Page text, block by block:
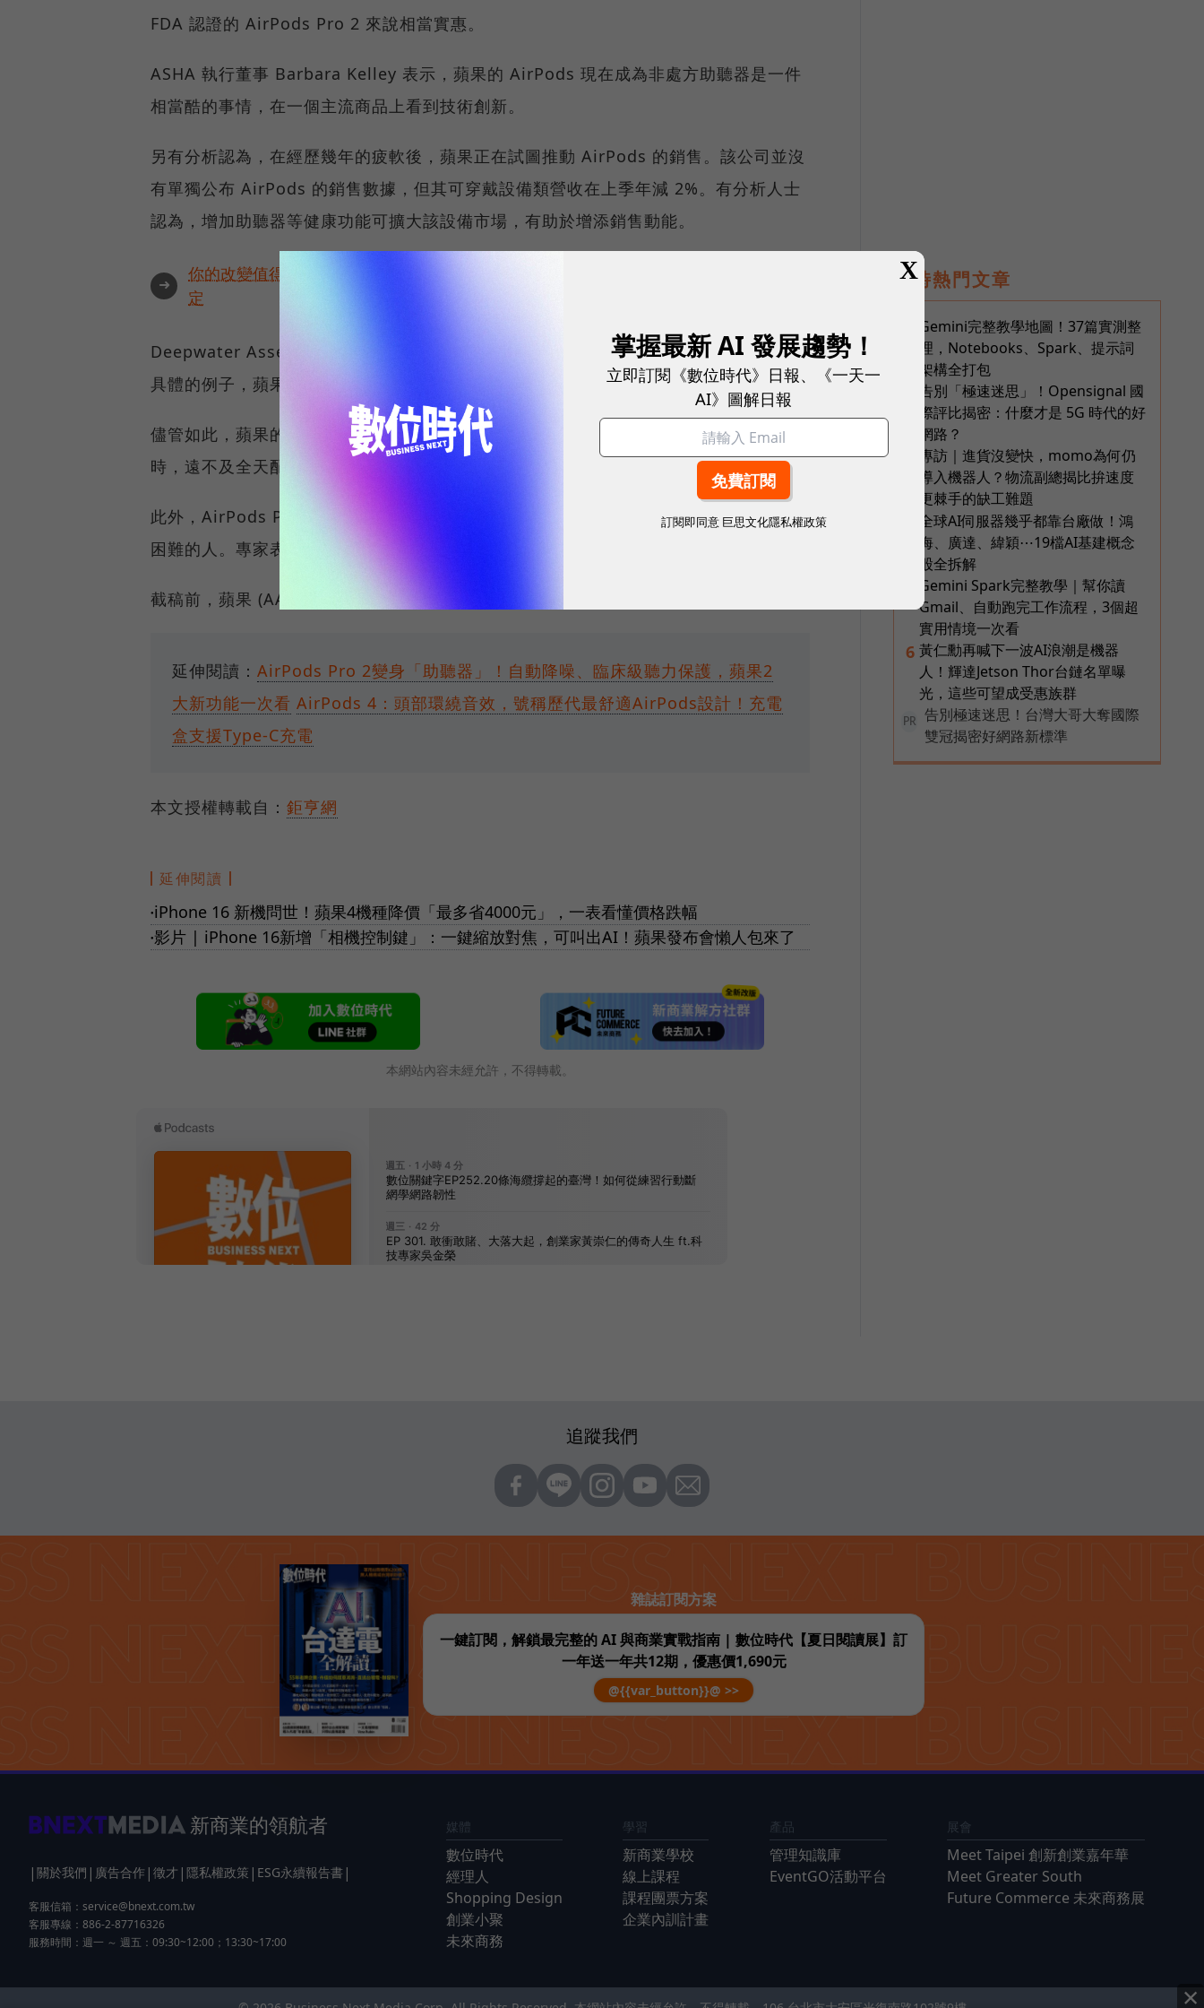
FDA 認證的 AirPods Pro 2 來說相當實惠。
ASHA 執行董事 Barbara Kelley 表示，蘋果的 AirPods 現在成為非處方助聽器是一件
相當酷的事情，在一個主流商品上看到技術創新。
另有分析認為，在經歷幾年的疲軟後，蘋果正在試圖推動 AirPods 的銷售。該公司並沒
有單獨公布 AirPods 的銷售數據，但其可穿戴設備類營收在上季年減 2%。有分析人士
認為，增加助聽器等健康功能可擴大該設備市場，有助於增添銷售動能。
➜
你的改變值得被看見🔥最具全球市場潛能的創新實踐！立即報名100 MVP，挑戰雙獎肯
定
Deepwater Asset Management 創始人 Gene Munster 表示，助聽器就是一個非常
具體的例子，蘋果打開了一個不同的市場。他預估 AirPods 約占蘋果總營收的 5%。
儘管如此，蘋果的 AirPods 仍不會立即淘汰其他助聽器，因為耳機的電池只夠使用 6 小
時，遠不及全天配戴者的需求。
此外，AirPods Pro 2 僅適用於輕度或中度聽力損失的人，也在是在嘈雜環境中說話有
困難的人。專家表示，任何有「嚴重」或「重度」聽力損失的人仍須去找醫生治療。
截稿前，蘋果 (AAPL-US) 周四盤中股價上漲 0.13%，每股暫報 222.96 美元。
延伸閱讀： AirPods Pro 2變身「助聽器」！自動降噪、臨床級聽力保護，蘋果2
大新功能一次看 AirPods 4：頭部環繞音效，號稱歷代最舒適AirPods設計！充電
盒支援Type-C充電
本文授權轉載自： 鉅亨網
延伸閱讀
● iPhone 16 新機問世！蘋果4機種降價「最多省4000元」，一表看懂價格跌幅
● 影片 | iPhone 16新增「相機控制鍵」：一鍵縮放對焦，可叫出AI！蘋果發布會懶人包來了
本網站內容未經允許，不得轉載。
即時熱門文章
Gemini完整教學地圖！37篇實測整
理，Notebooks、Spark、提示詞
架構全打包
告別「極速迷思」！Opensignal 國
際評比揭密：什麼才是 5G 時代的好
網路？
專訪｜進貨沒變快，momo為何仍
導入機器人？物流副總揭比拚速度
更棘手的缺工難題
全球AI伺服器幾乎都靠台廠做！鴻
海、廣達、緯穎⋯19檔AI基建概念
股全拆解
Gemini Spark完整教學｜幫你讀
Gmail、自動跑完工作流程，3個超
實用情境一次看
6 黃仁勳再喊下一波AI浪潮是機器
人！輝達Jetson Thor台鏈名單曝
光，這些可望成受惠族群
PR
告別極速迷思！台灣大哥大奪國際
雙冠揭密好網路新標準
追蹤我們
雜誌訂閱方案
一鍵訂閱，解鎖最完整的 AI 與商業實戰指南 | 數位時代【夏日閱讀展】訂
一年送一年共12期，優惠價1,690元
@{{var_button}}@ >>
新商業的領航者
| 關於我們 | 廣告合作 | 徵才 | 隱私權政策 | ESG永續報告書 |
客服信箱： service@bnext.com.tw
客服專線：886-2-87716326
服務時間：週一 ～ 週五：09:30~12:00；13:30~17:00
媒體
數位時代
經理人
Shopping Design
創業小聚
未來商務
學習
新商業學校
線上課程
課程團票方案
企業內訓計畫
產品
管理知識庫
EventGO活動平台
展會
Meet Taipei 創新創業嘉年華
Meet Greater South
Future Commerce 未來商務展
×
X
掌握最新 AI 發展趨勢！
立即訂閱《數位時代》日報、《一天一
AI》圖解日報
訂閱即同意 巨思文化隱私權政策